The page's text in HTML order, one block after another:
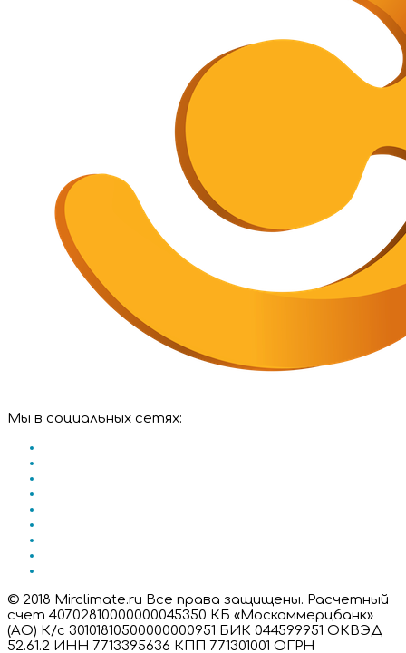
Мы в социальных сетях:
© 2018 Mirclimate.ru Все права защищены. Расчетный
счет 40702810000000045350 КБ «Москоммерцбанк»
(АО) К/с 30101810500000000951 БИК 044599951 ОКВЭД
52.61.2 ИНН 7713395636 КПП 771301001 ОГРН